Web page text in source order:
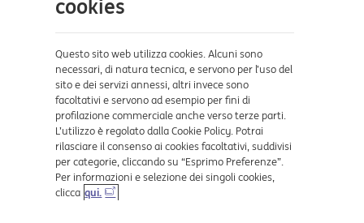
Dove ci trovi
Certificazioni
cookies
Questo sito web utilizza cookies. Alcuni sono
necessari, di natura tecnica, e servono per l’uso del
sito e dei servizi annessi, altri invece sono
facoltativi e servono ad esempio per fini di
profilazione commerciale anche verso terze parti.
L’utilizzo è regolato dalla Cookie Policy. Potrai
rilasciare il consenso ai cookies facoltativi, suddivisi
per categorie, cliccando su “Esprimo Preferenze”.
Per informazioni e selezione dei singoli cookies,
clicca qui.